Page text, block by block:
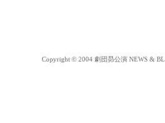
Copyright © 2004 劇団昴公演 NEWS &